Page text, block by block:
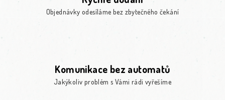
Objednávky odesíláme bez zbytečného čekání
Komunikace bez automatů
Jakýkoliv problém s Vámi rádi vyřešíme